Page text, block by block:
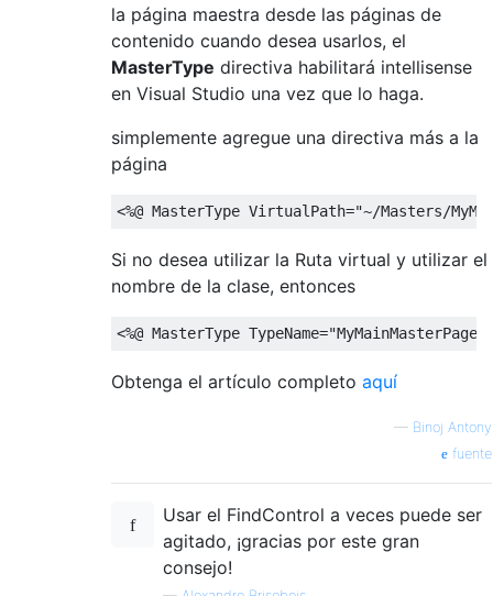
la página maestra desde las páginas de
contenido cuando desea usarlos, el
MasterType directiva habilitará intellisense
en Visual Studio una vez que lo haga.
simplemente agregue una directiva más a la
página
<%@ MasterType VirtualPath="~/Masters/
Si no desea utilizar la Ruta virtual y utilizar el
nombre de la clase, entonces
<%@ MasterType TypeName="MyMainMasterPage"
Obtenga el artículo completo aquí
— Binoj Antony
fuente
Usar el FindControl a veces puede ser
agitado, ¡gracias por este gran
consejo!